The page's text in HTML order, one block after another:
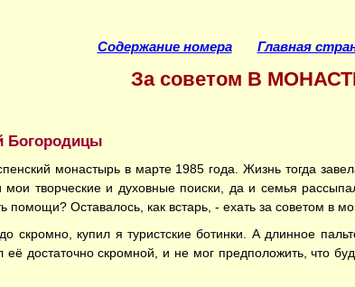
Содержание номера
Главная
За советом В
Богородицы
монастырь в марте 1985 года. Жизнь тогда
творческие и духовные поиски, да и семья
Оставалось, как встарь, - ехать за советом в
скромно, купил я туристские ботинки. А длинное
достаточно скромной, и не мог предположить, что